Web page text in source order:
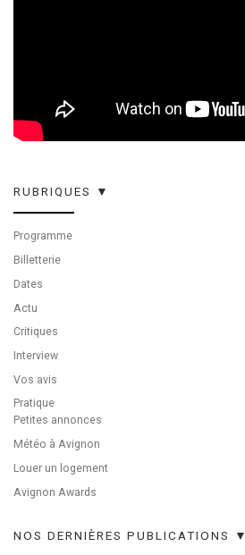
RUBRIQUES ▼
Programme
Billetterie
Dates
Actu
Critiques
Interview
Vos avis
Pratique
Petites annonces
Météo à Avignon
Louer un logement
Avignon Awards
NOS DERNIÈRES PUBLICATIONS ▼